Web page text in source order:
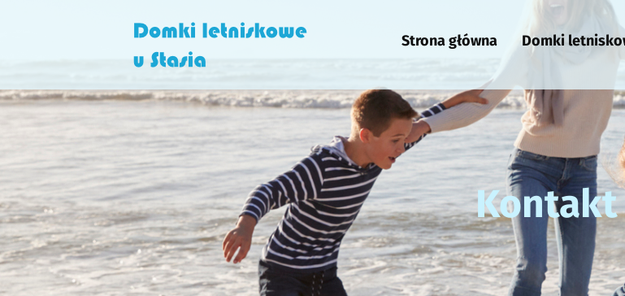
Strona główna Domki
Kontakt